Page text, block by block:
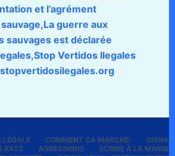
et l’agrément
guerre aux
sauvages est déclarée
Vertidos Ilegales
LÉGALE COMMENT ÇA MARCHE:
RATS
AGRESSIONS
ECRIRE À LA MAIRIE